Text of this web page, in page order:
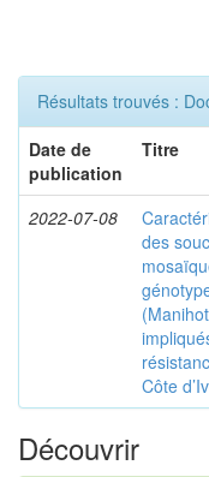
Résultats trouvés :
Date de
publication
Titre
2022-07-08
des
Côte
Découvrir